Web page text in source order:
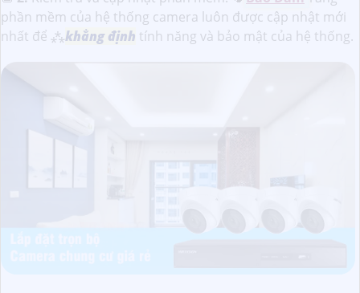
phần mềm của hệ thống camera luôn được cập nhật mới
nhất để ⁂khẳng định tính năng và bảo mật của hệ thống.